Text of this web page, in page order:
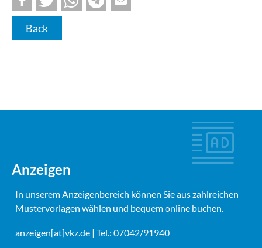
Back
Anzeigen
In unserem Anzeigenbereich können Sie aus zahlreichen
Mustervorlagen wählen und bequem online buchen.
anzeigen[at]vkz.de | Tel.: 07042/91940